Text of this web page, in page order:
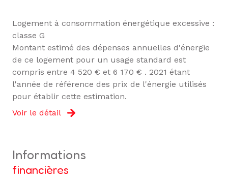
Logement à consommation énergétique excessive :
classe G
Montant estimé des dépenses annuelles d'énergie
de ce logement pour un usage standard est
compris entre 4 520 € et 6 170 € . 2021 étant
l'année de référence des prix de l'énergie utilisés
pour établir cette estimation.
Voir le détail
informations
financières